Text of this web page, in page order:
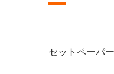
セットペーパ